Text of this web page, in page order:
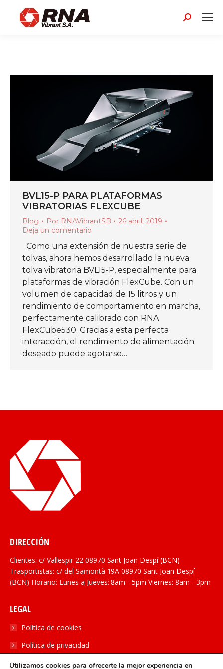
Buscar:
BVL15-P PARA PLATAFORMAS
VIBRATORIAS FLEXCUBE
Blog Por RNAVibrantSB
26 abril, 2019
Deja un comentario
Como una extensión de nuestra serie de
tolvas, ahora hemos desarrollado la nueva
tolva vibratoria BVL15-P, especialmente para
plataformas de vibración FlexCube. Con un
volumen de capacidad de 15 litros y un
rendimiento de comportamiento en marcha,
perfectamente calibrado con RNA
FlexCube530. Gracias a esta perfecta
interacción, el rendimiento de alimentación
deseado puede agotarse…
DIRECCIÓN
Clientes: c/ Vallespir 22 08970 Sant Joan Despí (BCN)
Trasportistas: c/ del Samontà 19A 08970 Sant Joan Despí
(BCN) Horario: Lunes a Jueves: 8am - 5pm Viernes: 8am - 3pm
LEGAL
Política de cookies
Política de privacidad
Utilizamos cookies para ofrecerte la mejor experiencia en